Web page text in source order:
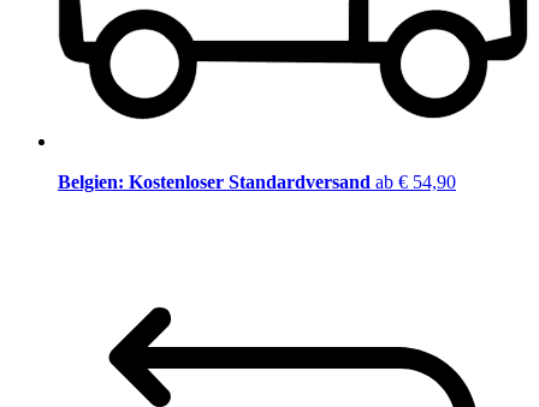
Belgien: Kostenloser Standardversand ab € 54,90